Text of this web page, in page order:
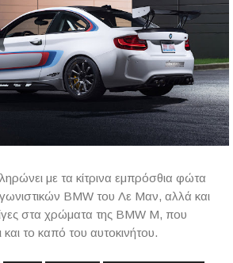
με τα κίτρινα εμπρόσθια φώτα
BMW του Λε Μαν, αλλά και
στα χρώματα της BMW M, που
το καπό του αυτοκινήτου.